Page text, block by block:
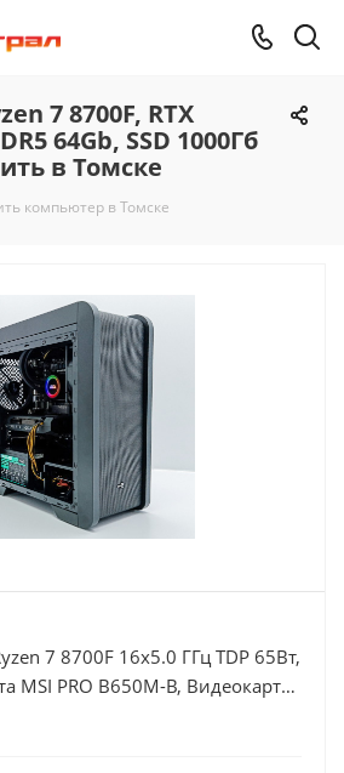
7 8700F, RTX
64Gb, SSD 1000Гб
в Томске
компьютер в Томске
7 8700F 16x5.0 ГГц TDP 65Вт,
MSI PRO B650M-B, Видеокарта
DDR5 64Gb, Диски SSD